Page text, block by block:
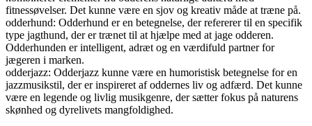
fitnessøvelser. Det kunne være en sjov og kreativ måde at træne på.
odderhund: Odderhund er en betegnelse, der refererer til en specifik
type jagthund, der er trænet til at hjælpe med at jage odderen.
Odderhunden er intelligent, adræt og en værdifuld partner for
jægeren i marken.
odderjazz: Odderjazz kunne være en humoristisk betegnelse for en
jazzmusikstil, der er inspireret af oddernes liv og adfærd. Det kunne
være en legende og livlig musikgenre, der sætter fokus på naturens
skønhed og dyrelivets mangfoldighed.